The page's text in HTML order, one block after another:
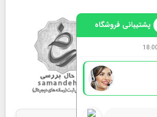
پشتیبانی فروشگاه